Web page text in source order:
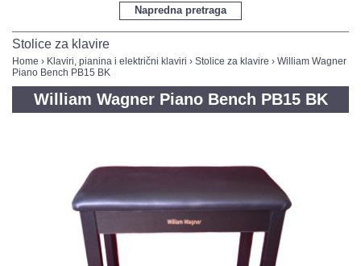
KONTAKT
NOVITETI
Napredna pretraga
Stolice za klavire
Home › Klaviri, pianina i električni klaviri › Stolice za klavire › William Wagner
Piano Bench PB15 BK
William Wagner Piano Bench PB15 BK